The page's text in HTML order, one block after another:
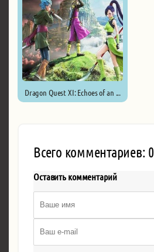
Dragon Quest XI: Echoes of an ...
Всего комментариев: 0
Оставить комментарий